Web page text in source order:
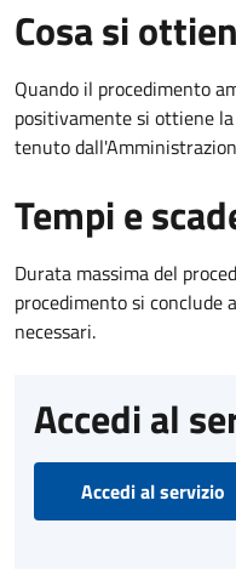
Cosa si
Quando il procedimento
positivamente si ottiene
tenuto
Tempi e
Durata massima del
procedimento si conclude
necessari.
Accedi al
Accedi al servizio